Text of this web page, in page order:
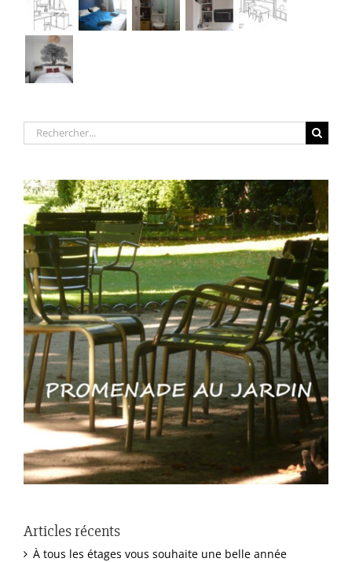
Rechercher:
Articles récents
À tous les étages vous souhaite une belle année